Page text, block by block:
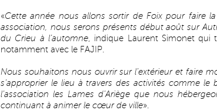
«Cette année nous allons sortir de Foix pour faire
association, nous serons présents début août sur
du Crieu à l’automne, indique Laurent Simonet qui
notamment avec le FAJIP.
Nous souhaitons nous ouvrir sur l’extérieur et faire
s’approprier le lieu à travers des activités comme le
l’association les Lames d’Ariège que nous
continuant à animer le cœur de ville».